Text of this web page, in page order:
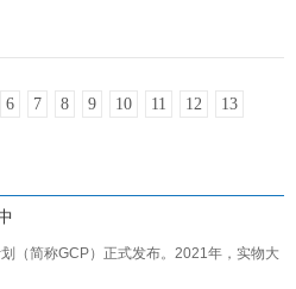
6 7 8 9 10 11 12
13
（简称GCP）正式发布。2021年，实物大